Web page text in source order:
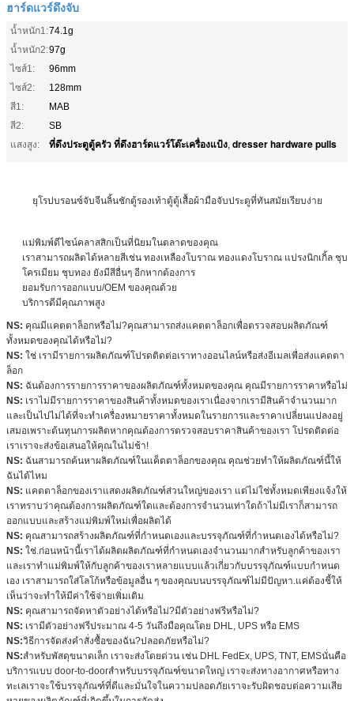
ฮาร์ดแวร์ดึงจับ
น้ำหนัก1:74.1g
น้ำหนัก2:97g
ไซส์1:
96mm
ไซส์2:
128mm
สี1:
MAB
สี2:
SB
แสงสูง:
ที่ดึงประตูตู้ครัว ที่ดึงฮาร์ดแวร์โต๊ะเครื่องแป้ง, dresser hardware pulls
ยุโรปบรอนซ์จับจีนลิ้นชักตู้รองเท้าตู้ตู้เสื้อผ้ามือจับประตูที่ทันสมัยเรียบง่าย
แม่พิมพ์ดีไซน์คลาสสิกเป็นที่นิยมในตลาดของคุณ
เราสามารถผลิตได้หลายสีเช่น ทองเหลืองโบราณ ทองแดงโบราณ แปรงนิกเกิ้ล ชุบ
โครเมียม ชุบทอง ยังมีสีอื่นๆ อีกหากต้องการ
ยอมรับการออกแบบ/OEM ของคุณด้วย
บริการดีมีคุณภาพสูง
NS: คุณมีแคตตาล็อกหรือไม่?คุณสามารถส่งแคตตาล็อกเพื่อตรวจสอบผลิตภัณฑ์
ทั้งหมดของคุณได้หรือไม่?
NS: ใช่ เรามีรายการผลิตภัณฑ์โปรดติดต่อเราทางออนไลน์หรือส่งอีเมลเพื่อส่งแคตตา
ล็อก
NS: ฉันต้องการรายการราคาของผลิตภัณฑ์ทั้งหมดของคุณ คุณมีรายการราคาหรือไม่
NS: เราไม่มีรายการราคาของสินค้าทั้งหมดของเราเนื่องจากเรามีสินค้าจำนวนมาก
และเป็นไปไม่ได้ที่จะทำเครื่องหมายราคาทั้งหมดในรายการและราคาเปลี่ยนแปลงอยู่
เสมอเพราะต้นทุนการผลิตหากคุณต้องการตรวจสอบราคาสินค้าของเรา โปรดติดต่อ
เราเราจะส่งข้อเสนอให้คุณในไม่ช้า!
NS: ฉันสามารถค้นหาผลิตภัณฑ์ในแค็ตตาล็อกของคุณ คุณช่วยทำให้ผลิตภัณฑ์นี้ให้
ฉันได้ไหม
NS: แคตตาล็อกของเราแสดงผลิตภัณฑ์ส่วนใหญ่ของเรา แต่ไม่ใช่ทั้งหมดเพียงแจ้งให้
เราทราบว่าคุณต้องการผลิตภัณฑ์ใดและต้องการจำนวนเท่าใดถ้าไม่มีเราก็สามารถ
ออกแบบและสร้างแม่พิมพ์ใหม่เพื่อผลิตได้
NS: คุณสามารถสร้างผลิตภัณฑ์ที่กำหนดเองและบรรจุภัณฑ์ที่กำหนดเองได้หรือไม่?
NS: ใช่.ก่อนหน้านี้เราได้ผลิตผลิตภัณฑ์ที่กำหนดเองจำนวนมากสำหรับลูกค้าของเรา
และเราทำแม่พิมพ์ให้กับลูกค้าของเราหลายแบบแล้วเกี่ยวกับบรรจุภัณฑ์แบบกำหนด
เอง เราสามารถใส่โลโก้หรือข้อมูลอื่น ๆ ของคุณบนบรรจุภัณฑ์ไม่มีปัญหา.แค่ต้องชี้ให้
เห็นว่าจะทำให้มีค่าใช้จ่ายเพิ่มเติม
NS: คุณสามารถจัดหาตัวอย่างได้หรือไม่?มีตัวอย่างฟรีหรือไม่?
NS: เรามีตัวอย่างฟรีประมาณ 4-5 วันถึงมือคุณโดย DHL, UPS หรือ EMS
NS:วิธีการจัดส่งคำสั่งซื้อของฉัน?ปลอดภัยหรือไม่?
NS:สำหรับพัสดุขนาดเล็ก เราจะส่งโดยด่วน เช่น DHL FedEx, UPS, TNT, EMSนั่นคือ
บริการแบบ door-to-doorสำหรับบรรจุภัณฑ์ขนาดใหญ่ เราจะส่งทางอากาศหรือทาง
ทะเลเราจะใช้บรรจุภัณฑ์ที่ดีและมั่นใจในความปลอดภัยเราจะรับผิดชอบต่อความเสีย